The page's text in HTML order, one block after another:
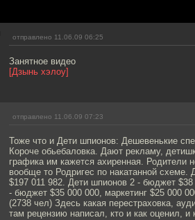
отправлено 11.06.09 06:25
Занятное видео
[Дзынь хэлоу]
отправлено 11.06.09 07:23
Тоже что и Дети шпионов: Дешевенькие
Короче обьебаловка. Дают рекламу,
графика им кажется ахиренная. Родители
вообще то Родригес по накатанной
$197 011 982. Дети шпионов 2 - бюджет
- бюджет $35 000 000, маркетинг $25 000
(2738 чел) Здесь какая перестраховка,
там рецензию написал, кто и как оценил,